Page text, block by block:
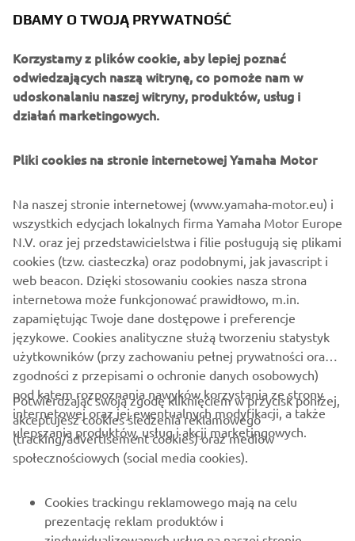
POLITYKA ANULOWANIA
Zamówienia można anulować w ciągu 14 dni od złożenia
bez podania przyczyny. Możesz złożyć wniosek o
należy podać imię i nazwisko klienta, adres e-mail oraz
zamówienia e-mail oraz na fakturze. Jeśli zamówienie
zostało już wysłane w momencie zgłoszenia anulowania,
należy postępować zgodnie z procedurą zwrotu,
wypełniając formularz zwrotu online, a zamówione
produkty muszą zostać zwrócone w oryginalnym,
nieużywanym stanie i w oryginalnym opakowaniu w ciągu
30 dni od otrzymania towaru. Więcej informacji można
znaleźć w
Regulaminie sklepu internetowego
O FIRMIE
WIĘCEJ YAMAHA
DBAMY O TWOJĄ PRYWATNOŚĆ
Korzystamy z plików cookie, aby lepiej poznać
odwiedzających naszą witrynę, co pomoże nam w
udoskonalaniu naszej witryny, produktów, usług i
działań marketingowych.
Pliki cookies na stronie internetowej Yamaha Motor
Na naszej stronie internetowej (www.yamaha-motor.eu) i
wszystkich edycjach lokalnych firma Yamaha Motor Europe
N.V. oraz jej przedstawicielstwa i filie posługują się plikami
cookies (tzw. ciasteczka) oraz podobnymi, jak javascript i
web beacon. Dzięki stosowaniu cookies nasza strona
internetowa może funkcjonować prawidłowo, m.in.
zapamiętując Twoje dane dostępowe i preferencje
językowe. Cookies analityczne służą tworzeniu statystyk
użytkowników (przy zachowaniu pełnej prywatności oraz
zgodności z przepisami o ochronie danych osobowych)
pod kątem rozpoznania nawyków korzystania ze strony
internetowej oraz jej ewentualnych modyfikacji, a także
ulepszania produktów, usług i akcji marketingowych.
Potwierdzając swoją zgodę kliknięciem w przycisk poniżej,
akceptujesz cookies śledzenia reklamowego
(tracking/advertisement cookies) oraz mediów
społecznościowych (social media cookies).
Cookies trackingu reklamowego mają na celu
prezentację reklam produktów i